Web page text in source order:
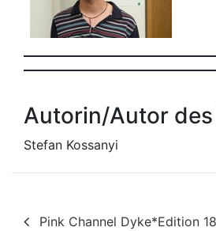
Autorin/Autor
Stefan Kossanyi
Pink Channel Dyke*Edition